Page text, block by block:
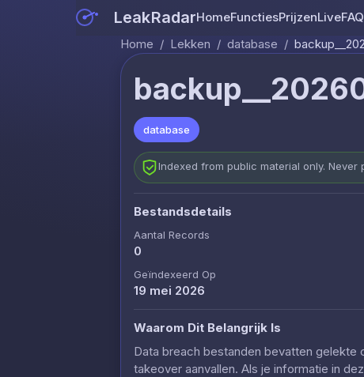
LeakRadarHomeFunctiesPrijzenLiveFAQ
Home / Lekken / database /
database
Indexed from public material only.
Bestandsdetails
Aantal Records
0
Geïndexeerd Op
19 mei 2026
Waarom Dit Belangrijk Is
Data breach bestanden bevatten
takeover aanvallen. Als je informatie in